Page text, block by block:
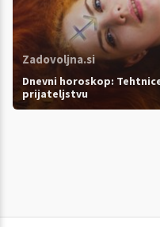
Zadovoljna.si
Dnevni horoskop:
prijateljstvu